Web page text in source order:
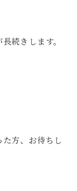
続きします。
方、お待ちし